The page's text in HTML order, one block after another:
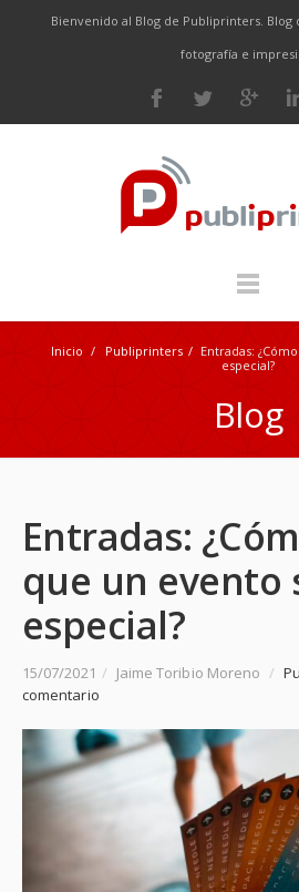
Bienvenido al Blog de Publiprinters.
fotografía e
Inicio / Publiprinters / Entradas:
especial?
Blog
Entradas:
que un evento
especial?
15/07/2021 / Jaime Toribio Moreno /
comentario